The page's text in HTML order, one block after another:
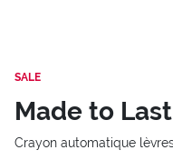
SALE
Made to
Crayon automatique